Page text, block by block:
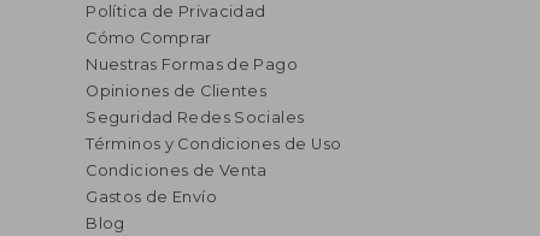
Política de Privacidad
Cómo Comprar
Nuestras Formas de Pago
Opiniones de Clientes
Seguridad Redes Sociales
Términos y Condiciones de Uso
Condiciones de Venta
Gastos de Envío
Blog